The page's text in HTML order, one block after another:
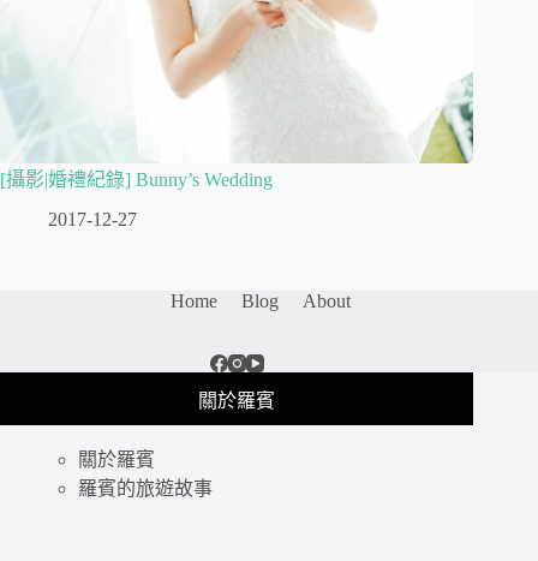
[攝影|婚禮紀錄] Bunny’s Wedding
2017-12-27
Home Blog About
關於羅賓
關於羅賓
羅賓的旅遊故事